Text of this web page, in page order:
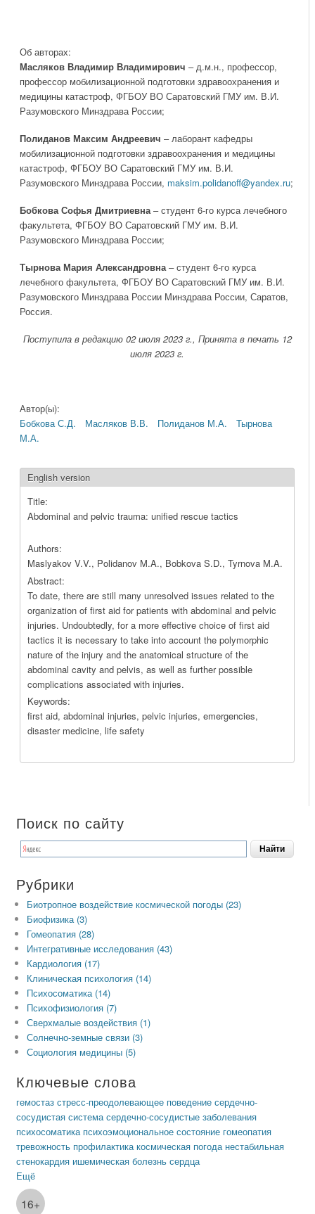
Об авторах:
Масляков Владимир Владимирович – д.м.н., профессор,
профессор мобилизационной подготовки здравоохранения и
медицины катастроф, ФГБОУ ВО Саратовский ГМУ им. В.И.
Разумовского Минздрава России;
Полиданов Максим Андреевич – лаборант кафедры
мобилизационной подготовки здравоохранения и медицины
катастроф, ФГБОУ ВО Саратовский ГМУ им. В.И.
Разумовского Минздрава России, maksim.polidanoff@yandex.ru;
Бобкова Софья Дмитриевна– студент 6-го курса лечебного
факультета, ФГБОУ ВО Саратовский ГМУ им. В.И.
Разумовского Минздрава России;
Тырнова Мария Александровна– студент 6-го курса
лечебного факультета, ФГБОУ ВО Саратовский ГМУ им. В.И.
Разумовского Минздрава России Минздрава России, Саратов,
Россия.
Поступила в редакцию 02 июля 2023 г., Принята в печать 12
июля 2023 г.
Автор(ы):
Бобкова С.Д.
Масляков В.В. Полиданов М.А.
Тырнова
М.А.
English version
Title:
Abdominal and pelvic trauma: unified rescue tactics
Authors:
Maslyakov V.V., Polidanov M.A., Bobkova S.D., Tyrnova M.A.
Abstract:
To date, there are still many unresolved issues related to the
organization of first aid for patients with abdominal and pelvic
injuries. Undoubtedly, for a more effective choice of first aid
tactics it is necessary to take into account the polymorphic
nature of the injury and the anatomical structure of the
abdominal cavity and pelvis, as well as further possible
complications associated with injuries.
Keywords:
first aid, abdominal injuries, pelvic injuries, emergencies,
disaster medicine, life safety
Поиск по сайту
Рубрики
Биотропное воздействие космической погоды (23)
Биофизика (3)
Гомеопатия (28)
Интегративные исследования (43)
Кардиология (17)
Клиническая психология (14)
Психосоматика (14)
Психофизиология (7)
Сверхмалые воздействия (1)
Солнечно-земные связи (3)
Социология медицины (5)
Ключевые слова
гемостаз стресс-преодолевающее поведение сердечно-
сосудистая система сердечно-сосудистые заболевания
психосоматика психоэмоциональное состояние гомеопатия
тревожность профилактика космическая погода нестабильная
стенокардия ишемическая болезнь сердца
Ещё
16+